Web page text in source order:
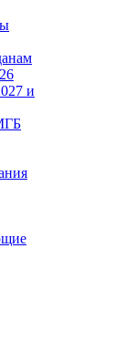
и